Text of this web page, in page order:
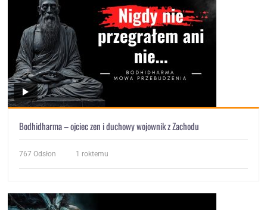
Bodhidharma – ojciec zen i duchowy wojownik z Zachodu
767 Odsłon 1 roktemu